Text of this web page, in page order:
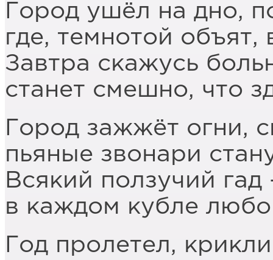
Город ушёл на дно,
где, темнотой
Завтра скажусь
станет смешно, что
Город зажжёт огни,
пьяные звонари
Всякий ползучий
в каждом кубле
Год пролетел,